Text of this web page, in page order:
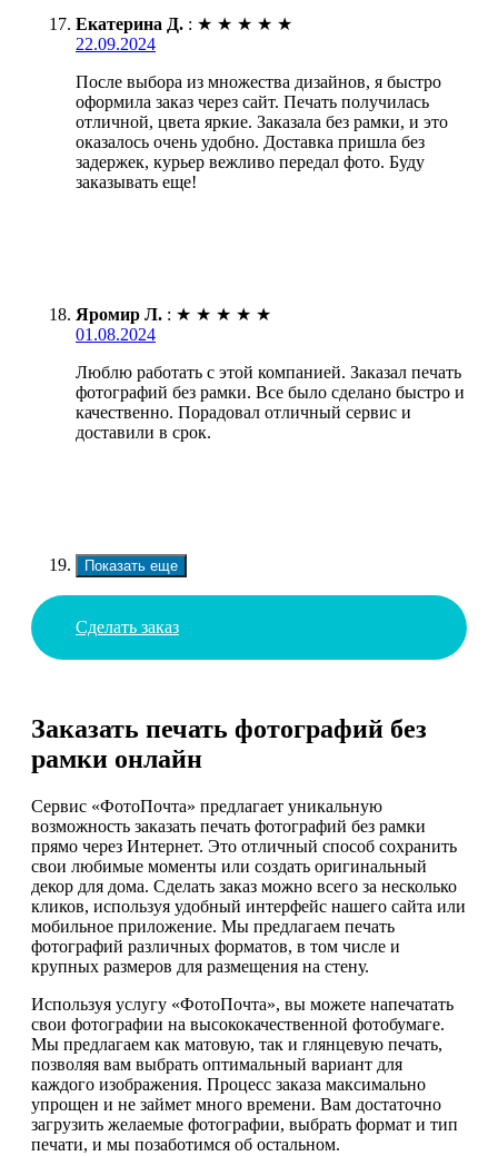
Екатерина Д. : ★ ★ ★ ★ ★
22.09.2024
После выбора из множества дизайнов, я быстро
оформила заказ через сайт. Печать получилась
отличной, цвета яркие. Заказала без рамки, и это
оказалось очень удобно. Доставка пришла без
задержек, курьер вежливо передал фото. Буду
заказывать еще!
Яромир Л. : ★ ★ ★ ★ ★
01.08.2024
Люблю работать с этой компанией. Заказал печать
фотографий без рамки. Все было сделано быстро и
качественно. Порадовал отличный сервис и
доставили в срок.
Показать еще
Сделать заказ
Заказать печать фотографий без
рамки онлайн
Сервис «ФотоПочта» предлагает уникальную
возможность заказать печать фотографий без рамки
прямо через Интернет. Это отличный способ сохранить
свои любимые моменты или создать оригинальный
декор для дома. Сделать заказ можно всего за несколько
кликов, используя удобный интерфейс нашего сайта или
мобильное приложение. Мы предлагаем печать
фотографий различных форматов, в том числе и
крупных размеров для размещения на стену.
Используя услугу «ФотоПочта», вы можете напечатать
свои фотографии на высококачественной фотобумаге.
Мы предлагаем как матовую, так и глянцевую печать,
позволяя вам выбрать оптимальный вариант для
каждого изображения. Процесс заказа максимально
упрощен и не займет много времени. Вам достаточно
загрузить желаемые фотографии, выбрать формат и тип
печати, и мы позаботимся об остальном.